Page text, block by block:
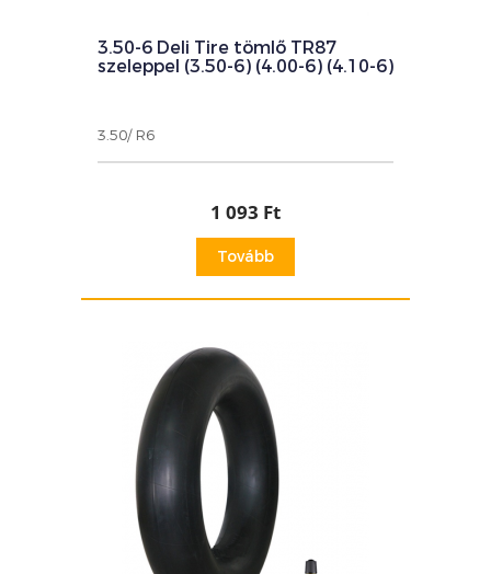
3.50-6 Deli Tire tömlő TR87
szeleppel (3.50-6) (4.00-6) (4.10-6)
3.50/ R6
1 093 Ft
Tovább